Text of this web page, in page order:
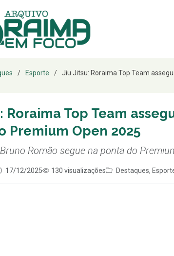
Esporte Jiu Jitsu: Roraima Top Team
Roraima Top Team
Premium Open 2025
Romão segue na ponta do
17/12/2025 130 visualizações Destaques,